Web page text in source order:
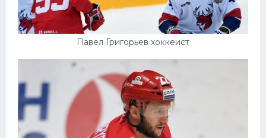
Павел Григорьев хоккеист